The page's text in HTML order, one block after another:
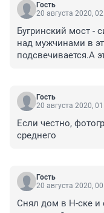
Гость
20 августа 2020,
Бугринский мост -
над мужчинами в
подсвечивается.А
Гость
20 августа 2020,
Если честно,
среднего
Гость
20 августа 2020,
Снял дом в Н-ске и